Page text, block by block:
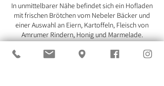
In unmittelbarer Nähe befindet sich ein Hofladen
mit frischen Brötchen vom Nebeler Bäcker und
einer Auswahl an Eiern, Kartoffeln, Fleisch von
Amrumer Rindern, Honig und Marmelade.
Von Süddorf aus läßt sich die Insel mit ihren